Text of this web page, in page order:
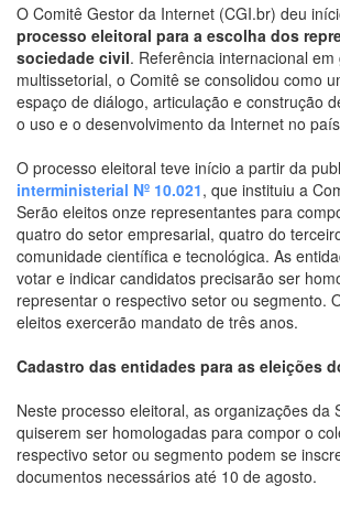
O Comitê Gestor da Internet (CGI.br) deu
processo eleitoral para a escolha dos
sociedade civil. Referência internacional em
multissetorial, o Comitê se consolidou como
espaço de diálogo, articulação e construção
o uso e o desenvolvimento da Internet no
O processo eleitoral teve início a partir da
interministerial Nº 10.021, que instituiu a
Serão eleitos onze representantes para
quatro do setor empresarial, quatro do
comunidade científica e tecnológica. As
votar e indicar candidatos precisarão ser
representar o respectivo setor ou segmento.
eleitos exercerão mandato de três anos.
Cadastro das entidades para as eleições
Neste processo eleitoral, as organizações da
quiserem ser homologadas para compor o
respectivo setor ou segmento podem se
documentos necessários até 10 de agosto.